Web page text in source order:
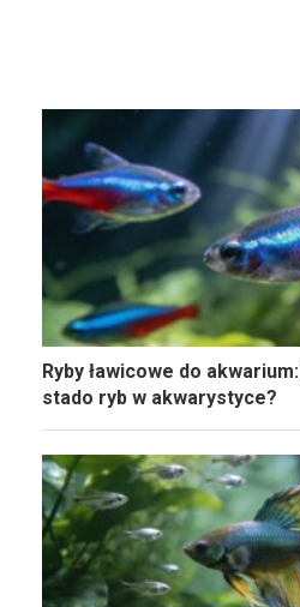
Ryby ławicowe do
stado ryb w akwarystyce?